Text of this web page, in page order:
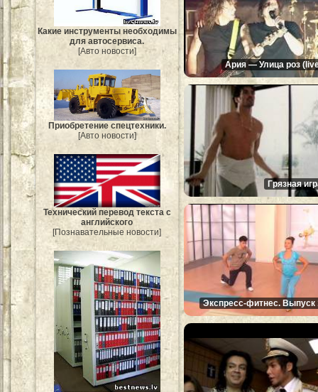
Какие инструменты необходимы
для автосервиса.
[Авто новости]
Приобретение спецтехники.
[Авто новости]
Технический перевод текста с
английского
[Познавательные новости]
Ария — Улица роз
Грязная
Экспресс-фитнес. Выпуск